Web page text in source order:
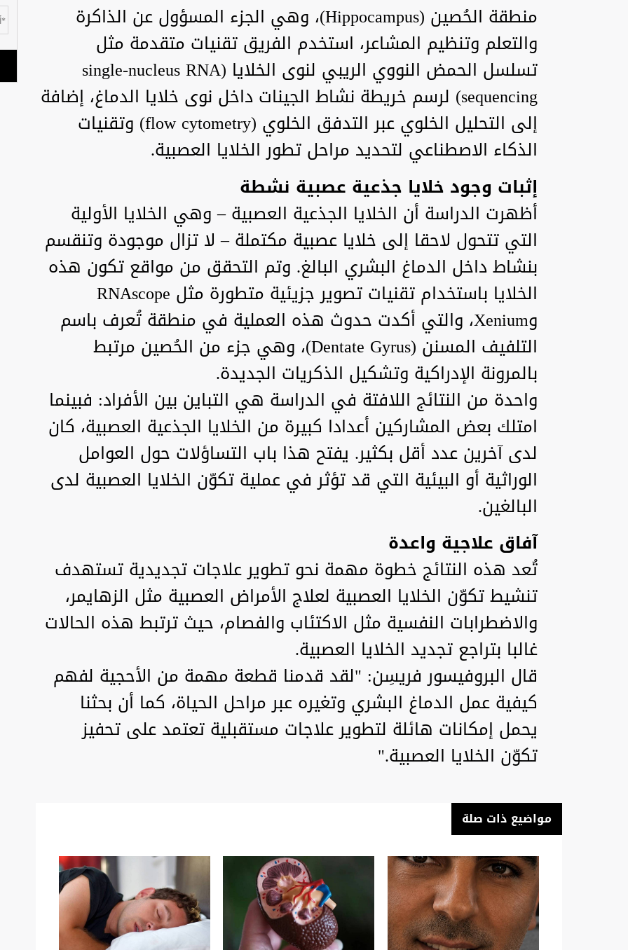
منطقة الحُصين (Hippocampus)، وهي الجزء المسؤول عن الذاكرة
والتعلم وتنظيم المشاعر، استخدم الفريق تقنيات متقدمة مثل
تسلسل الحمض النووي الريبي لنوى الخلايا (single-nucleus RNA
sequencing) لرسم خريطة نشاط الجينات داخل نوى خلايا الدماغ، إضافة
إلى التحليل الخلوي عبر التدفق الخلوي (flow cytometry) وتقنيات
الذكاء الاصطناعي لتحديد مراحل تطور الخلايا العصبية.
إثبات وجود خلايا جذعية عصبية نشطة
أظهرت الدراسة أن الخلايا الجذعية العصبية – وهي الخلايا الأولية
التي تتحول لاحقا إلى خلايا عصبية مكتملة – لا تزال موجودة وتنقسم
بنشاط داخل الدماغ البشري البالغ. وتم التحقق من مواقع تكون هذه
الخلايا باستخدام تقنيات تصوير جزيئية متطورة مثل RNAscope
وXenium، والتي أكدت حدوث هذه العملية في منطقة تُعرف باسم
التلفيف المسنن (Dentate Gyrus)، وهي جزء من الحُصين مرتبط
بالمرونة الإدراكية وتشكيل الذكريات الجديدة.
واحدة من النتائج اللافتة في الدراسة هي التباين بين الأفراد: فبينما
امتلك بعض المشاركين أعدادا كبيرة من الخلايا الجذعية العصبية، كان
لدى آخرين عدد أقل بكثير. يفتح هذا باب التساؤلات حول العوامل
الوراثية أو البيئية التي قد تؤثر في عملية تكوّن الخلايا العصبية لدى
البالغين.
آفاق علاجية واعدة
تُعد هذه النتائج خطوة مهمة نحو تطوير علاجات تجديدية تستهدف
تنشيط تكوّن الخلايا العصبية لعلاج الأمراض العصبية مثل الزهايمر،
والاضطرابات النفسية مثل الاكتئاب والفصام، حيث ترتبط هذه الحالات
غالبا بتراجع تجديد الخلايا العصبية.
قال البروفيسور فريسِن: "لقد قدمنا قطعة مهمة من الأحجية لفهم
كيفية عمل الدماغ البشري وتغيره عبر مراحل الحياة، كما أن بحثنا
يحمل إمكانات هائلة لتطوير علاجات مستقبلية تعتمد على تحفيز
تكوّن الخلايا العصبية."
مواضيع ذات صلة